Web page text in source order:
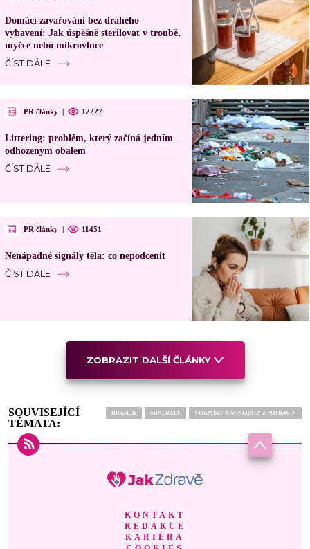
Domácí zavařování bez drahého
vybavení: Jak úspěšně sterilovat v troubě,
myčce nebo mikrovlnce
ČÍST DÁLE
PR články | 12227
Littering: problém, který začíná jedním
odhozeným obalem
ČÍST DÁLE
PR články | 11451
Nenápadné signály těla: co nepodcenit
ČÍST DÁLE
ZOBRAZIT DALŠÍ ČLÁNKY
SOUVISEJÍCÍ
TÉMATA:
DRASLÍK MINERÁLY VITAMÍNY A MINERÁLY Z POTRAVIN
KONTAKT
REDAKCE
KARIÉRA